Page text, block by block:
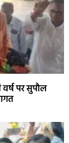
पर सुपौल